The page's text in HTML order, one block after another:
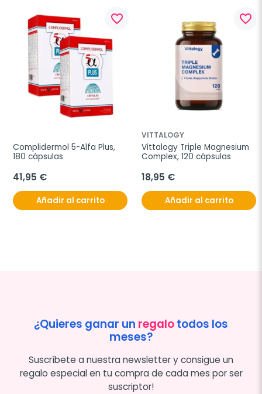
favorite_border
Complidermol 5-Alfa Plus,
180 cápsulas
41,95 €
Añadir al carrito
favorite_border
VITTALOGY
Vittalogy Triple Magnesium
Complex, 120 cápsulas
18,95 €
Añadir al carrito
¿Quieres ganar un regalotodos los
meses?
Suscríbete a nuestra newsletter y consigue un
regalo especial en tu compra de cada mes por ser
suscriptor!